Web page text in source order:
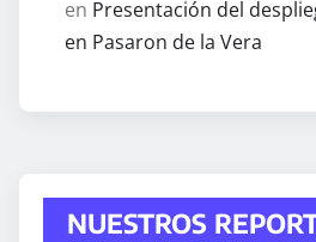
en Presentación del
en Pasaron de la Vera
NUESTROS